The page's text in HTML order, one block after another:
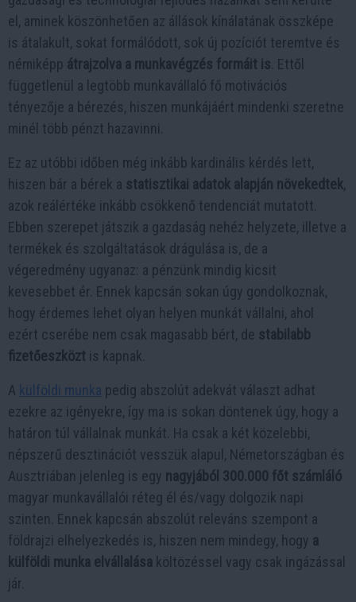
el, aminek köszönhetően az állások kínálatának összképe
is átalakult, sokat formálódott, sok új pozíciót teremtve és
némiképp átrajzolva a munkavégzés formáit is . Ettől
függetlenül a legtöbb munkavállaló fő motivációs
tényezője a bérezés, hiszen munkájáért mindenki szeretne
minél több pénzt hazavinni.
Ez az utóbbi időben még inkább kardinális kérdés lett,
hiszen bár a bérek a statisztikai adatok alapján növekedtek,
azok reálértéke inkább csökkenő tendenciát mutatott.
Ebben szerepet játszik a gazdaság nehéz helyzete, illetve a
termékek és szolgáltatások drágulása is, de a
végeredmény ugyanaz: a pénzünk mindig kicsit
kevesebbet ér. Ennek kapcsán sokan úgy gondolkoznak,
hogy érdemes lehet olyan helyen munkát vállalni, ahol
ezért cserébe nem csak magasabb bért, de stabilabb
fizetőeszközt is kapnak.
A külföldi munka pedig abszolút adekvát választ adhat
ezekre az igényekre, így ma is sokan döntenek úgy, hogy a
határon túl vállalnak munkát. Ha csak a két közelebbi,
népszerű desztinációt vesszük alapul, Németországban és
Ausztriában jelenleg is egy nagyjából 300.000 főt számláló
magyar munkavállalói réteg él és/vagy dolgozik napi
szinten. Ennek kapcsán abszolút releváns szempont a
földrajzi elhelyezkedés is, hiszen nem mindegy, hogy a
külföldi munka elvállalása költözéssel vagy csak ingázással
jár.